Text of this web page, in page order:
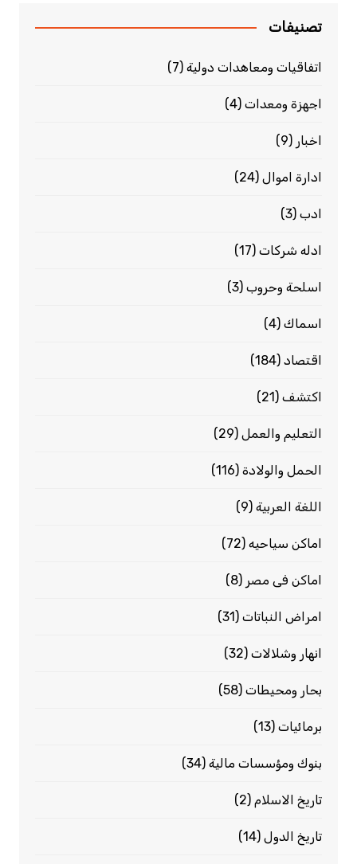
تصنيفات
اتفاقيات ومعاهدات دولية(7)
اجهزة ومعدات(4)
اخبار (9)
ادارة اموال(24)
ادب(3)
ادله شركات(17)
اسلحة وحروب(3)
اسماك(4)
اقتصاد(184)
اكتشف(21)
التعليم والعمل(29)
الحمل والولادة(116)
اللغة العربية(9)
اماكن سياحيه(72)
اماكن فى مصر (8)
امراض النباتات(31)
انهار وشلالات(32)
بحار ومحيطات(58)
برمائيات(13)
بنوك ومؤسسات مالية(34)
تاريخ الاسلام (2)
تاريخ الدول(14)